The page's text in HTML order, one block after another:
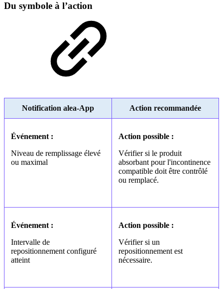
Du symbole à l’action
Notification alea-App Action recommandée
Événement :
Niveau de remplissage élevé
ou maximal
Action possible :
Vérifier si le produit
absorbant pour l'incontinence
compatible doit être contrôlé
ou remplacé.
Événement :
Intervalle de
repositionnement configuré
atteint
Action possible :
Vérifier si un
repositionnement est
nécessaire.